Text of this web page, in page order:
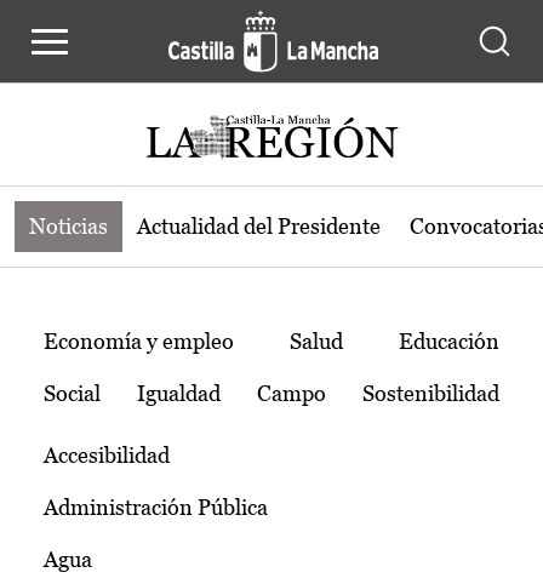
Noticias de la región de Castilla-La
Noticias Actualidad del Presidente
Temas
Economía y empleo Salud Educación
Social Igualdad Campo Sostenibilidad
Accesibilidad
Administración Pública
Agua